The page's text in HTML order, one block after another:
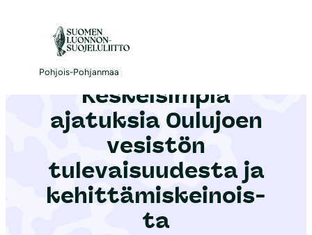
Pohjois-Pohjanmaa
Etusivu|Ajankohtaista
Keskeisimpiä
ajatuksia Oulujoen
vesistön
tulevaisuudesta ja
ke­hit­tä­mis­kei­nois­
ta